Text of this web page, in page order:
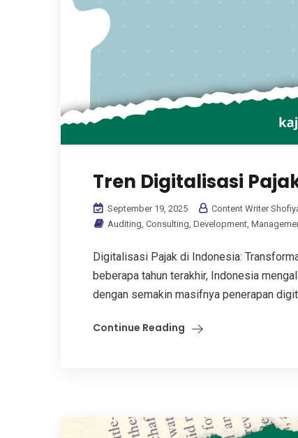
Tren Digitalisasi
September 19, 2025
Content Writer
Auditing Consulting Development
Digitalisasi Pajak di Indonesia:
beberapa tahun terakhir, Indonesia
dengan semakin masifnya penerapan
Continue Reading